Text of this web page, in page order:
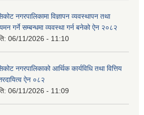
नगरपालिकामा विज्ञापन व्यवस्थापन तथा
गर्ने सम्बन्धमा व्यवस्था गर्न बनेको ऐन २०८२
06/11/2026 - 11:10
नगरपालिकाको आर्थिक कार्यविधि तथा वित्तिय
ऐन ०८२
06/11/2026 - 11:09